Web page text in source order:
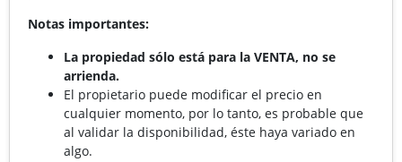
Notas importantes:
La propiedad sólo está para la VENTA, no se
arrienda.
El propietario puede modificar el precio en
cualquier momento, por lo tanto, es probable que
al validar la disponibilidad, éste haya variado en
algo.